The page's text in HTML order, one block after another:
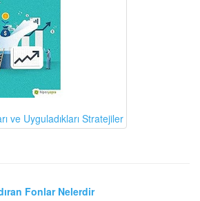
ve Uyguladıkları Stratejiler
Fonlar Nelerdir